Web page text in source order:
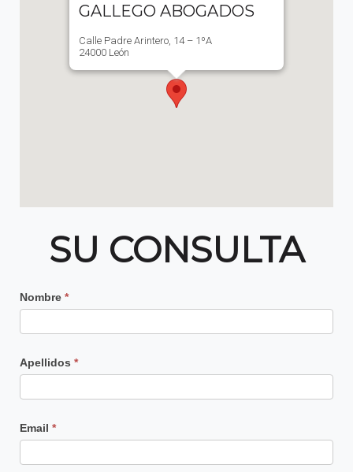
GALLEGO ABOGADOS
Calle Padre Arintero, 14 – 1ºA
24000 León
SU CONSULTA
Contacto
Principal
Nombre *
Apellidos *
Email *